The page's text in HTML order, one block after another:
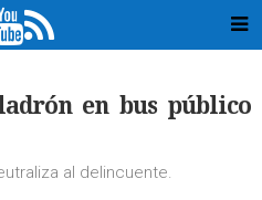
en bus público
al delincuente.